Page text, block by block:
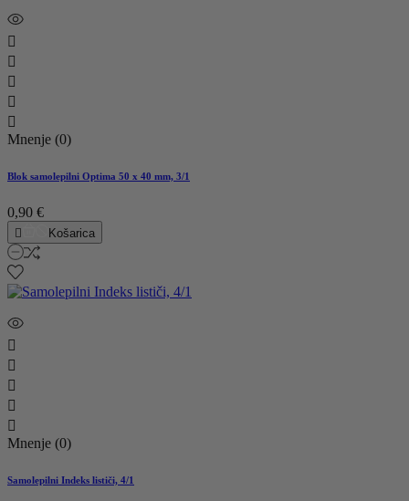





Mnenje (0)
Blok samolepilni Optima 50 x 40 mm, 3/1
0,90 €
 Košarica





Mnenje (0)
Samolepilni Indeks lističi, 4/1